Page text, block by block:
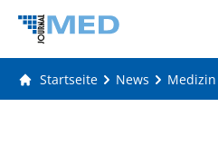
Startseite News Medizin